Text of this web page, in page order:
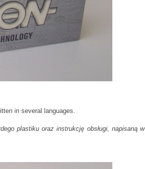
in several languages.
plastiku oraz instrukcję obsługi, napisaną w